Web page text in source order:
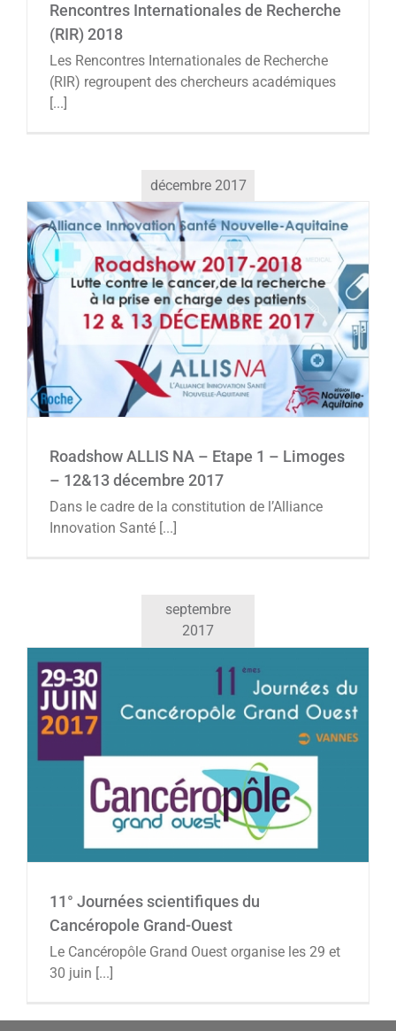
Rencontres Internationales de Recherche
(RIR) 2018
Les Rencontres Internationales de Recherche
(RIR) regroupent des chercheurs académiques
[...]
décembre 2017
Roadshow ALLIS NA – Etape 1 – Limoges –
12&13 décembre 2017
Agenda
Roadshow ALLIS NA – Etape 1 – Limoges
– 12&13 décembre 2017
Dans le cadre de la constitution de l’Alliance
Innovation Santé [...]
septembre
2017
11° Journées scientifiques du Cancéropole
Grand-Ouest
Agenda
11° Journées scientifiques du
Cancéropole Grand-Ouest
Le Cancéropôle Grand Ouest organise les 29 et
30 juin [...]